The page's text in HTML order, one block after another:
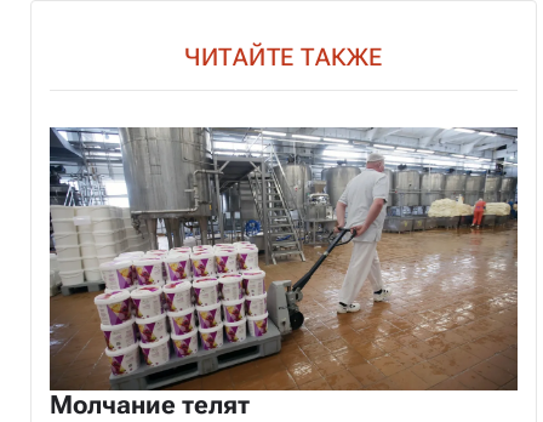
ЧИТАЙТЕ ТАКЖЕ
Молчание телят